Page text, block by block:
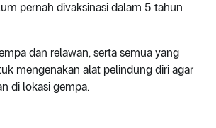
pernah divaksinasi dalam 5 tahun
dan relawan, serta semua yang
mengenakan alat pelindung diri agar
di lokasi gempa.